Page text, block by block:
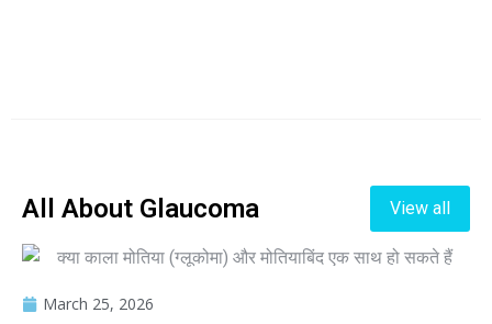
All About Glaucoma View all
March 25, 2026